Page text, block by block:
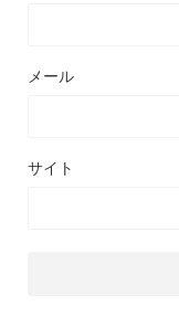
メール
サイト